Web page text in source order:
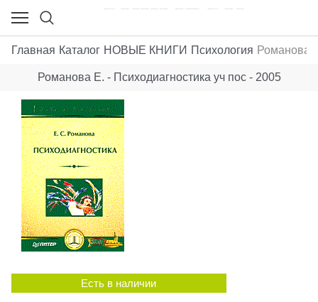
Главная Каталог НОВЫЕ КНИГИ Психология Романова
Романова Е. - Психодиагностика уч пос - 2005
Есть в наличии